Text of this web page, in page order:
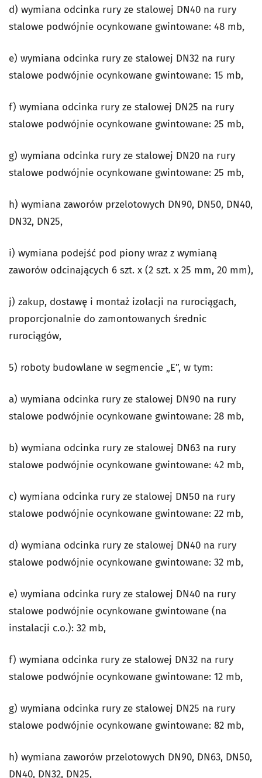
d) wymiana odcinka rury ze stalowej DN40 na rury
stalowe podwójnie ocynkowane gwintowane: 48 mb,
e) wymiana odcinka rury ze stalowej DN32 na rury
stalowe podwójnie ocynkowane gwintowane: 15 mb,
f) wymiana odcinka rury ze stalowej DN25 na rury
stalowe podwójnie ocynkowane gwintowane: 25 mb,
g) wymiana odcinka rury ze stalowej DN20 na rury
stalowe podwójnie ocynkowane gwintowane: 25 mb,
h) wymiana zaworów przelotowych DN90, DN50, DN40,
DN32, DN25,
i) wymiana podejść pod piony wraz z wymianą
zaworów odcinających 6 szt. x (2 szt. x 25 mm, 20 mm),
j) zakup, dostawę i montaż izolacji na rurociągach,
proporcjonalnie do zamontowanych średnic
rurociągów,
5) roboty budowlane w segmencie „E”, w tym:
a) wymiana odcinka rury ze stalowej DN90 na rury
stalowe podwójnie ocynkowane gwintowane: 28 mb,
b) wymiana odcinka rury ze stalowej DN63 na rury
stalowe podwójnie ocynkowane gwintowane: 42 mb,
c) wymiana odcinka rury ze stalowej DN50 na rury
stalowe podwójnie ocynkowane gwintowane: 22 mb,
d) wymiana odcinka rury ze stalowej DN40 na rury
stalowe podwójnie ocynkowane gwintowane: 32 mb,
e) wymiana odcinka rury ze stalowej DN40 na rury
stalowe podwójnie ocynkowane gwintowane (na
instalacji c.o.): 32 mb,
f) wymiana odcinka rury ze stalowej DN32 na rury
stalowe podwójnie ocynkowane gwintowane: 12 mb,
g) wymiana odcinka rury ze stalowej DN25 na rury
stalowe podwójnie ocynkowane gwintowane: 82 mb,
h) wymiana zaworów przelotowych DN90, DN63, DN50,
DN40, DN32, DN25,